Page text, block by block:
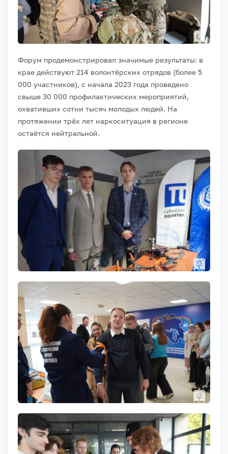
Форум продемонстрировал значимые результаты: в
крае действуют 214 волонтёрских отрядов (более 5
000 участников), с начала 2023 года проведено
свыше 30 000 профилактических мероприятий,
охвативших сотни тысяч молодых людей. На
протяжении трёх лет наркоситуация в регионе
остаётся нейтральной.